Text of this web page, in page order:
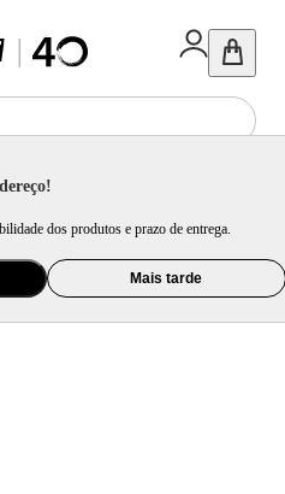
dos produtos e prazo de entrega.
Mais tarde
de Pó
/
Plus